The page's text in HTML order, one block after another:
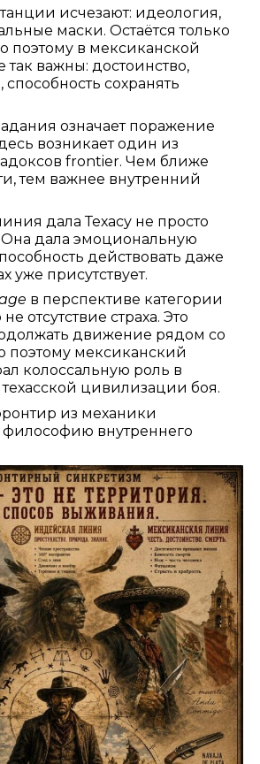
исчезают: идеология,
маски. Остаётся только
поэтому в мексиканской
так важны: достоинство,
способность сохранять
означает поражение
возникает один из
frontier. Чем ближе
тем важнее внутренний
дала Техасу не просто
Она дала эмоциональную
действовать даже
уже присутствует.
в перспективе категории
отсутствие страха. Это
движение рядом со
поэтому мексиканский
колоссальную роль в
цивилизации боя.
из механики
внутреннего